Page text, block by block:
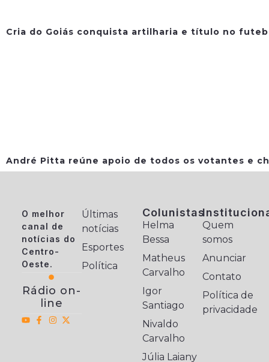
Cria do Goiás conquista artilharia e título no
André Pitta reúne apoio de todos os votantes e
O melhor
canal de
notícias do
Centro-
Oeste.
Rádio on-
line
Últimas
notícias
Esportes
Política
Colunistas
Helma
Bessa
Matheus
Carvalho
Igor
Santiago
Nivaldo
Carvalho
Júlia Laiany
Quem
somos
Anunciar
Contato
Política de
privacidade